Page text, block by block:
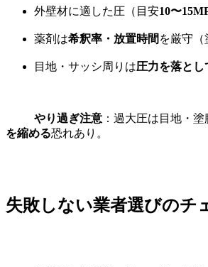
外壁材に適した圧（目安10〜
薬剤は希釈率・放置時間 を厳守（
目地・サッシ周りは圧力を落とし
やり過ぎ注意 ：過大圧は目地・
を縮める恐れあり。
失敗しない業者選びのチ